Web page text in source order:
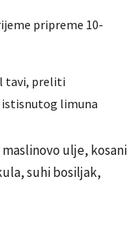
pripreme 10-
tavi, preliti
limuna
ulje, kosani
suhi bosiljak,